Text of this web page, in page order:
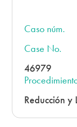
Caso núm.
Case No.
46979
Reducción y